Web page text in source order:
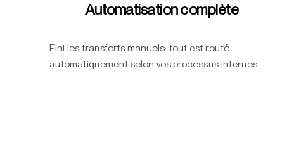
Automatisation complète
Fini les transferts manuels: tout est routé
automatiquement selon vos processus internes.